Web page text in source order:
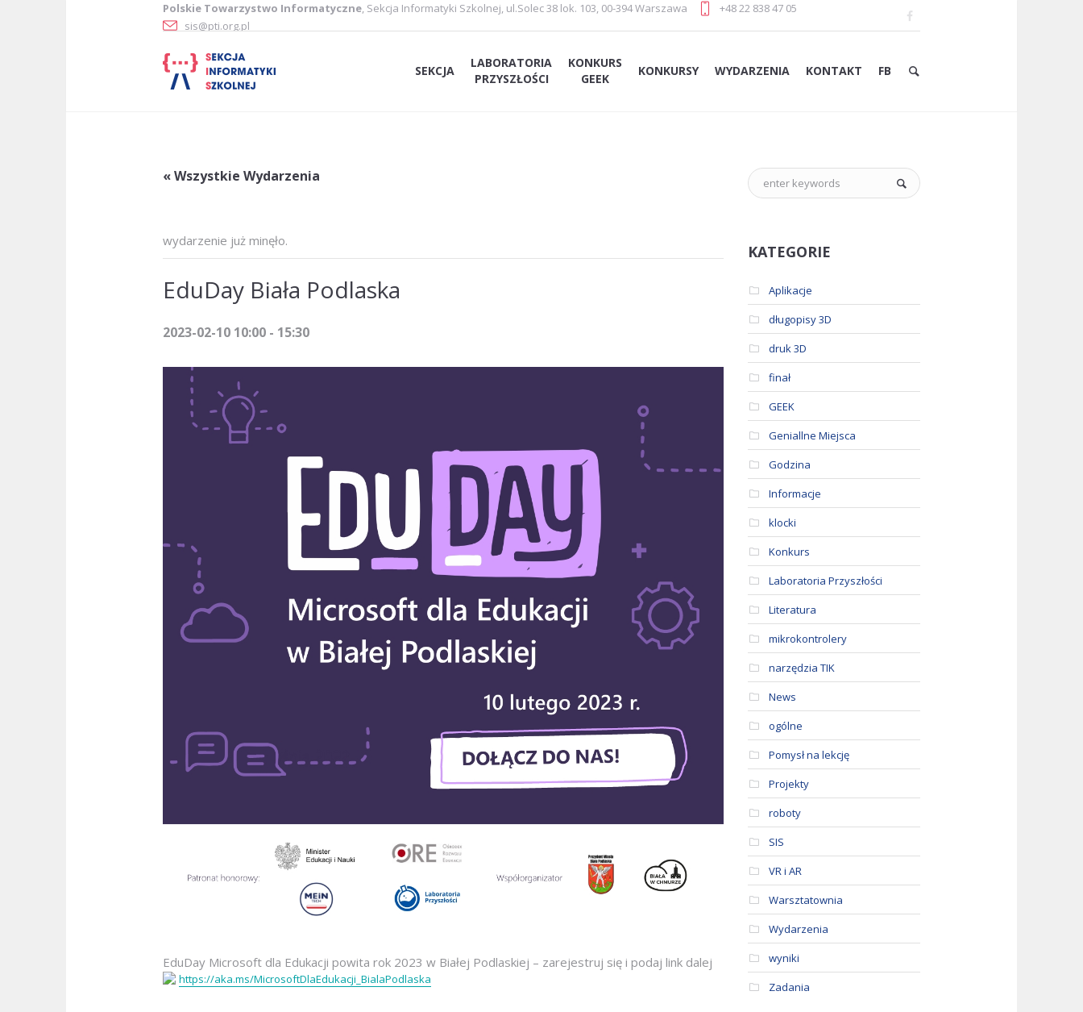
Polskie Towarzystwo Informatyczne, Sekcja Informatyki Szkolnej, ul.Solec 38 lok. 103, 00-394 Warszawa
+48 22 838 47 05
sis@pti.org.pl
SEKCJA
LABORATORIA
PRZYSZŁOŚCI
KONKURS
GEEK
KONKURSY WYDARZENIA KONTAKT FB
« Wszystkie Wydarzenia
wydarzenie już minęło.
EduDay Biała Podlaska
2023-02-10 10:00 - 15:30
EduDay Microsoft dla Edukacji powita rok 2023 w Białej Podlaskiej – zarejestruj się i podaj link dalej
https://aka.ms/MicrosoftDlaEdukacji_BialaPodlaska
KATEGORIE
Aplikacje
długopisy 3D
druk 3D
finał
GEEK
Geniallne Miejsca
Godzina
Informacje
klocki
Konkurs
Laboratoria Przyszłości
Literatura
mikrokontrolery
narzędzia TIK
News
ogólne
Pomysł na lekcję
Projekty
roboty
SIS
VR i AR
Warsztatownia
Wydarzenia
wyniki
Zadania